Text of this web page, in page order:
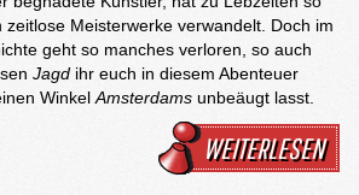
zeitlose Meisterwerke verwandelt. Doch im
geht so manches verloren, so auch
Jagd ihr euch in diesem Abenteuer
Winkel Amsterdams unbeäugt lasst.
WEITERLESEN